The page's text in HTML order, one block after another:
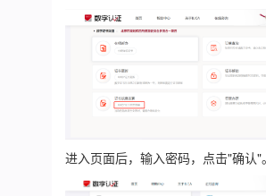
进入页面后，输入密码，点击"确认"。